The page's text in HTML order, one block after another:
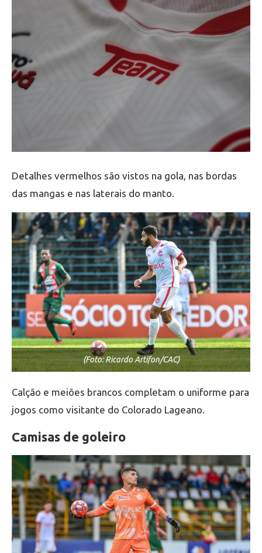
Detalhes vermelhos são vistos na gola, nas bordas
das mangas e nas laterais do manto.
(Foto: Ricardo Artifon/CAC)
Calção e meiões brancos completam o uniforme para
jogos como visitante do Colorado Lageano.
Camisas de goleiro